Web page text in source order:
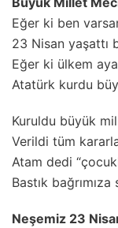
Eğer ki ben
23 Nisan yaşattı
Eğer ki ülkem
Atatürk kurdu
Kuruldu büyük
Verildi tüm
Atam dedi
Bastık
Neşemiz 23